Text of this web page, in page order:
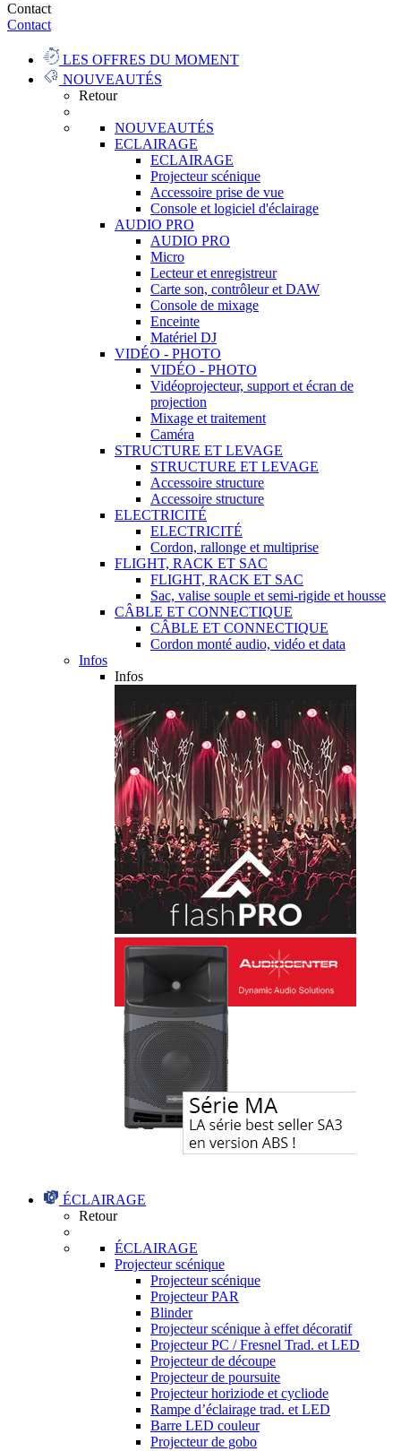
Contact
Contact
LES OFFRES DU MOMENT
NOUVEAUTÉS
Retour
NOUVEAUTÉS
ECLAIRAGE
ECLAIRAGE
Projecteur scénique
Accessoire prise de vue
Console et logiciel d'éclairage
AUDIO PRO
AUDIO PRO
Micro
Lecteur et enregistreur
Carte son, contrôleur et DAW
Console de mixage
Enceinte
Matériel DJ
VIDÉO - PHOTO
VIDÉO - PHOTO
Vidéoprojecteur, support et écran de
projection
Mixage et traitement
Caméra
STRUCTURE ET LEVAGE
STRUCTURE ET LEVAGE
Accessoire structure
Accessoire structure
ELECTRICITÉ
ELECTRICITÉ
Cordon, rallonge et multiprise
FLIGHT, RACK ET SAC
FLIGHT, RACK ET SAC
Sac, valise souple et semi-rigide et housse
CÂBLE ET CONNECTIQUE
CÂBLE ET CONNECTIQUE
Cordon monté audio, vidéo et data
Infos
Infos
ÉCLAIRAGE
Retour
ÉCLAIRAGE
Projecteur scénique
Projecteur scénique
Projecteur PAR
Blinder
Projecteur scénique à effet décoratif
Projecteur PC / Fresnel Trad. et LED
Projecteur de découpe
Projecteur de poursuite
Projecteur horiziode et cycliode
Rampe d’éclairage trad. et LED
Barre LED couleur
Projecteur de gobo